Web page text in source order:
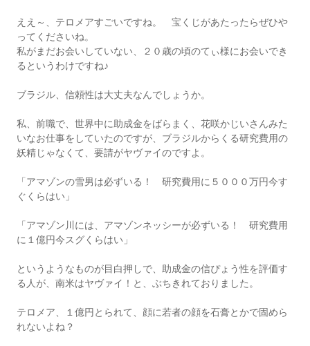
ええ～、テロメアすごいですね。 宝くじがあたったらぜひや
ってくださいね。
私がまだお会いしていない、２０歳の頃のてぃ様にお会いでき
るというわけですね♪
ブラジル、信頼性は大丈夫なんでしょうか。
私、前職で、世界中に助成金をばらまく、花咲かじいさんみた
いなお仕事をしていたのですが、ブラジルからくる研究費用の
妖精じゃなくて、要請がヤヴァイのですよ。
「アマゾンの雪男は必ずいる！ 研究費用に５０００万円今す
ぐくらはい」
「アマゾン川には、アマゾンネッシーが必ずいる！ 研究費用
に１億円今スグくらはい」
というようなものが目白押しで、助成金の信ぴょう性を評価す
る人が、南米はヤヴァイ！と、ぶちきれておりました。
テロメア、１億円とられて、顔に若者の顔を石膏とかで固めら
れないよね？